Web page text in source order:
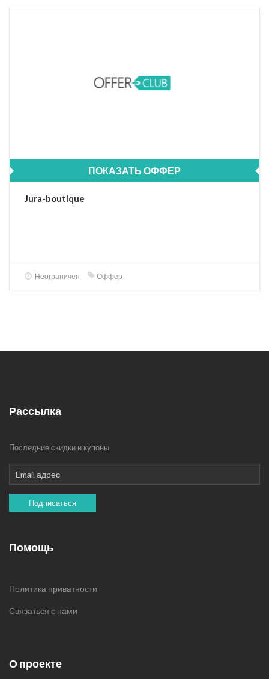
ПОКАЗАТЬ ОФФЕР
Jura-boutique
Неограничен Оффер
Рассылка
Последние скидки и купоны
Подписаться
Помощь
Политика приватности
Связаться с нами
О проекте